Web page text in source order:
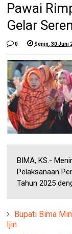
Pawai
Gelar
0 Senin, 30 Juni
BIMA, KS.-
Pelaksanaan
Tahun 2025
Bupati Bima
Ijin